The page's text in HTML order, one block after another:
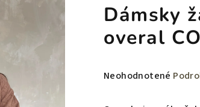
Dámsky
overal
Priemerné
produktu
Neohodnotené